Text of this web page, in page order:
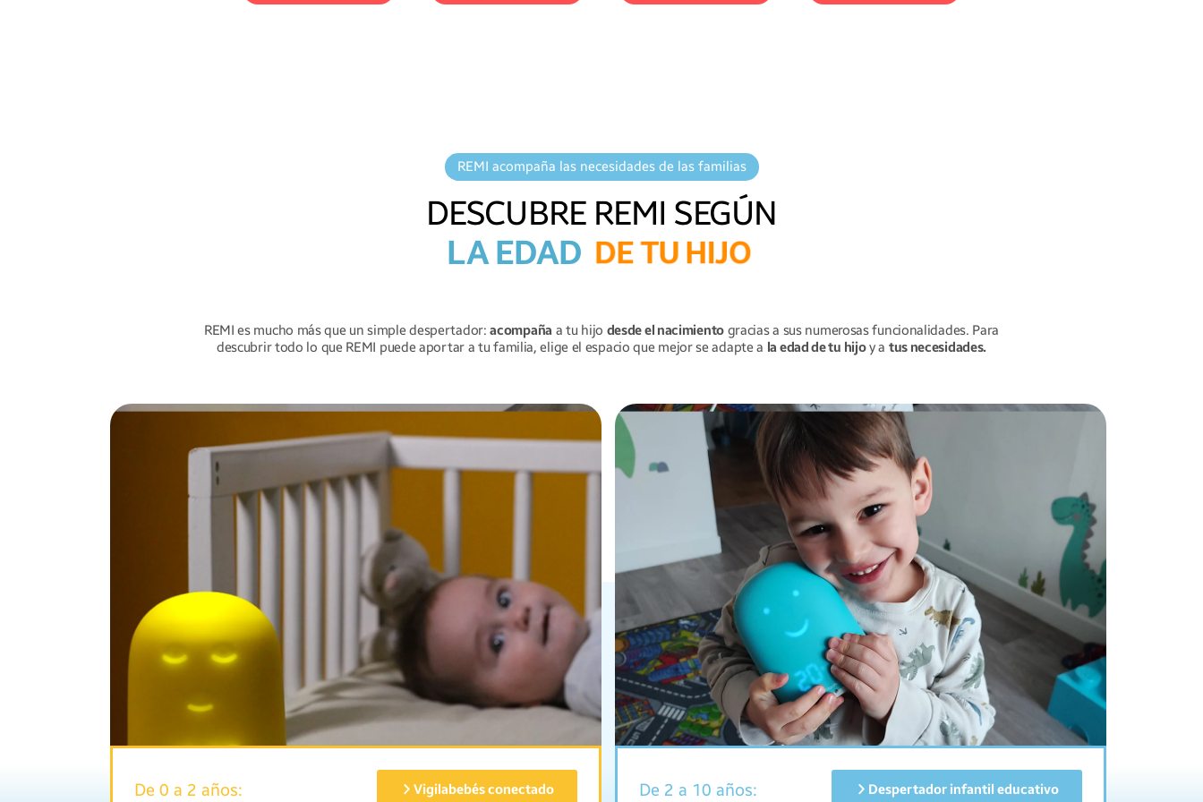
Hablacon tu hijoa
distanciadesde tu
tranquilízalosin
entrar en su
habitación.
nanas ,sonidos o
músicapara crear
un ambiente que
ayude a tu hijo a
tranquilamente.
REMI acompaña las necesidades de las familias
DESCUBRE REMI SEGÚN
LA EDAD DE TU HIJO
REMI es mucho más que un simple despertador:acompañaa tu hijo desde el nacimientogracias a sus numerosas funcionalidades. Para
descubrir todo lo que REMI puede aportar a tu familia, elige el espacio que mejor se adapte a la edad de tu hijoy a tus necesidades.
De 0 a 2 años: Vigilabebés conectado De 2 a 10 años: Despertador infantil educativo